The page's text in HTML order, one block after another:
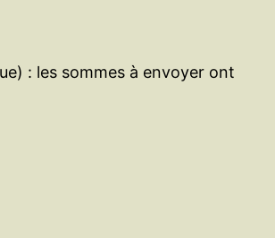
: les sommes à envoyer ont